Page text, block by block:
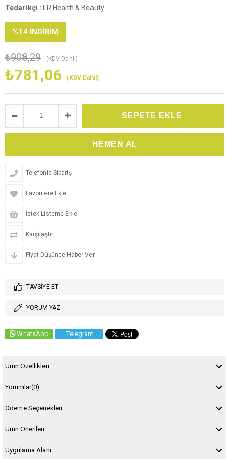
Tedarikçi : LR Health & Beauty
%14 İNDIRIM
₺908,29 (KDV Dahil)
₺781,06 (KDV Dahil)
Telefonla Sipariş
Favorilere Ekle
İstek Listeme Ekle
Karşılaştır
Fiyat Düşünce Haber Ver
TAVSIYE ET
YORUM YAZ
WhatsApp Telegram
Ürün Özellikleri
Yorumlar(0)
Ödeme Seçenekleri
Ürün Önerileri
Uygulama Alanı